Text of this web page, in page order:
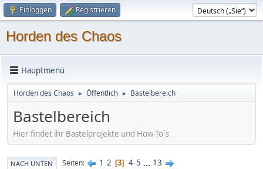
Einloggen Registrieren
Horden des Chaos
Hauptmenü
Horden des Chaos ► Öffentlich ► Bastelbereich
Bastelbereich
Hier findet ihr Bastelprojekte und How-To´s
NACH UNTEN Seiten 1 2 3 4 5 ... 13